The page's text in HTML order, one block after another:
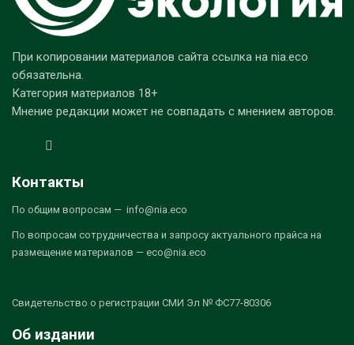
При копировании материалов сайта ссылка на nia.eco
обязательна.
Категория материалов 18+
Мнение редакции может не совпадать с мнением авторов.
Контакты
По общим вопросам — info@nia.eco
По вопросам сотрудничества и запросу актуального прайса на
размещение материалов — eco@nia.eco
Свидетельство о регистрации СМИ Эл № ФС77-80306
Об издании